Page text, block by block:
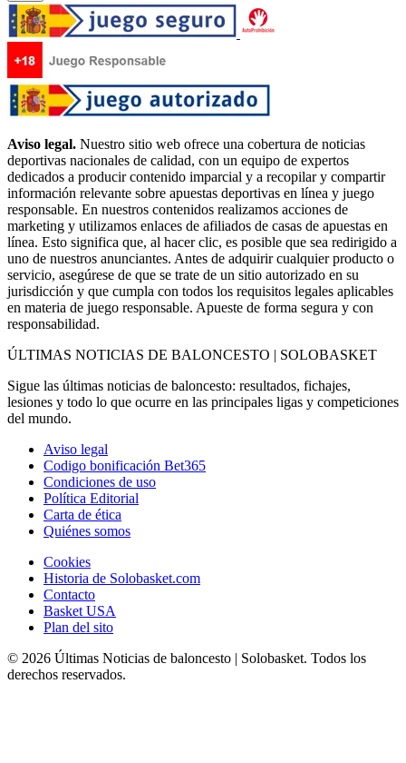
Aviso legal. Nuestro sitio web ofrece una cobertura de noticias
deportivas nacionales de calidad, con un equipo de expertos
dedicados a producir contenido imparcial y a recopilar y compartir
información relevante sobre apuestas deportivas en línea y juego
responsable. En nuestros contenidos realizamos acciones de
marketing y utilizamos enlaces de afiliados de casas de apuestas en
línea. Esto significa que, al hacer clic, es posible que sea redirigido a
uno de nuestros anunciantes. Antes de adquirir cualquier producto o
servicio, asegúrese de que se trate de un sitio autorizado en su
jurisdicción y que cumpla con todos los requisitos legales aplicables
en materia de juego responsable. Apueste de forma segura y con
responsabilidad.
ÚLTIMAS NOTICIAS DE BALONCESTO | SOLOBASKET
Sigue las últimas noticias de baloncesto: resultados, fichajes,
lesiones y todo lo que ocurre en las principales ligas y competiciones
del mundo.
Aviso legal
Codigo bonificación Bet365
Condiciones de uso
Política Editorial
Carta de ética
Quiénes somos
Cookies
Historia de Solobasket.com
Contacto
Basket USA
Plan del sito
© 2026 Últimas Noticias de baloncesto | Solobasket. Todos los
derechos reservados.